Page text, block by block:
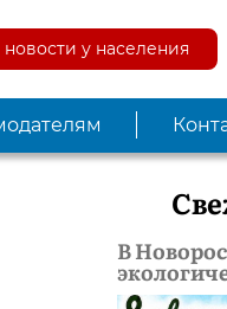
у населения
В